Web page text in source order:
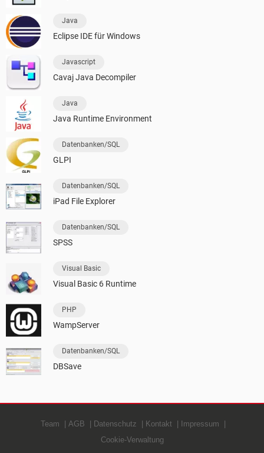
Java
Eclipse IDE für Windows
Javascript
Cavaj Java Decompiler
Java
Java Runtime Environment
Datenbanken/SQL
GLPI
Datenbanken/SQL
iPad File Explorer
Datenbanken/SQL
SPSS
Visual Basic
Visual Basic 6 Runtime
PHP
WampServer
Datenbanken/SQL
DBSave
Team AGB Datenschutz Kontakt
Impressum
Cookie-Verwaltung